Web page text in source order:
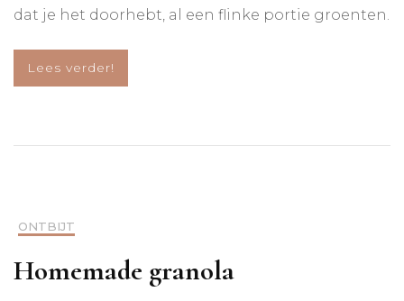
dat je het doorhebt, al een flinke portie groenten.
Lees verder!
ONTBIJT
Homemade granola